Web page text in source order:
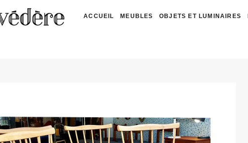
ACCUEIL MEUBLES OBJETS ET LUMINAIRES